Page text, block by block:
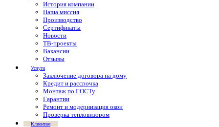
История компании
Наша миссия
Производство
Сертификаты
Новости
ТВ-проекты
Вакансии
Отзывы
Услуги
Заключение договора на дому
Кредит и рассрочка
Монтаж по ГОСТу
Гарантии
Ремонт и модернизация окон
Проверка тепловизором
Клиентам